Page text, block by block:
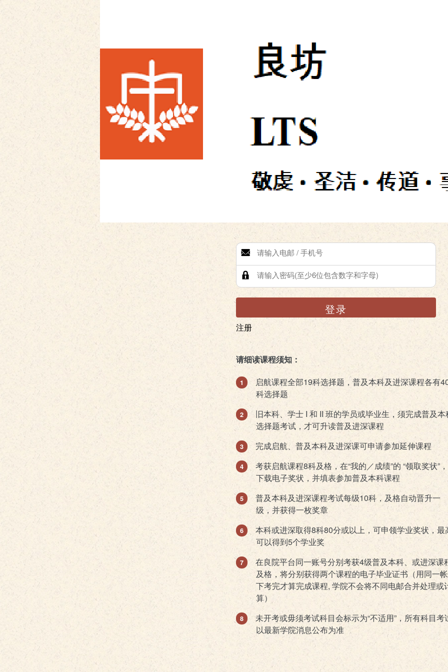
登录
注册
请细读课程须知：
启航课程全部19科选择题，普及本科及进深课程各有
科选择题
旧本科、学士 I 和 II 班的学员或毕业生，须完成普及本
选择题考试，才可升读普及进深课程
完成启航、普及本科及进深课可申请参加延伸课程
考获启航课程8科及格，在“我的／成绩”的 “领取奖状”
下载电子奖状，并填表参加普及本科课程
普及本科及进深课程考试每级10科，及格自动晋升一
级，并获得一枚奖章
本科或进深取得8科80分或以上，可申领学业奖状，最
可以得到5个学业奖
在良院平台同一账号分别考获4级普及本科、或进深课
及格，将分别获得两个课程的电子毕业证书（用同一
下考完才算完成课程, 学院不会将不同电邮合并处理或
算）
未开考或毋须考试科目会标示为“不适用”，所有科目考
以最新学院消息公布为准